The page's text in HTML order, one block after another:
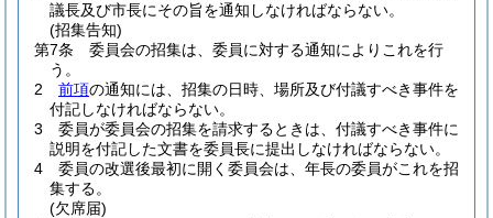
議長及び市長にその旨を通知しなければならない。
(招集告知)
第7条
委員会の招集は、委員に対する通知によりこれを行
う。
2
前項の通知には、招集の日時、場所及び付議すべき事件を
付記しなければならない。
3
委員が委員会の招集を請求するときは、付議すべき事件に
説明を付記した文書を委員長に提出しなければならない。
4
委員の改選後最初に開く委員会は、年長の委員がこれを招
集する。
(欠席届)